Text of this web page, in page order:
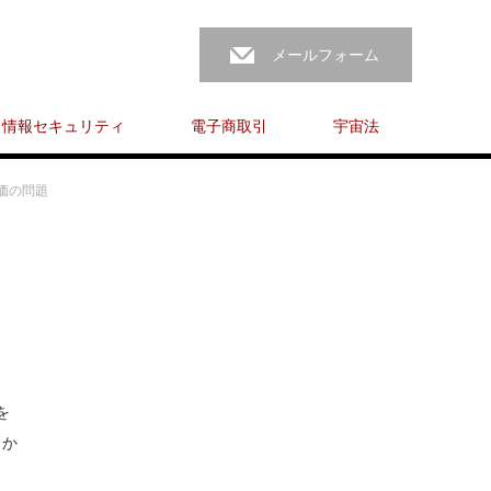
メールフォーム
情報セキュリティ 電子商取引 宇宙法
の問題